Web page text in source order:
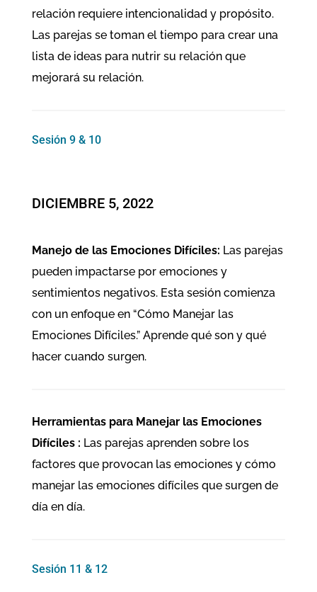
relación requiere intencionalidad y propósito.
Las parejas se toman el tiempo para crear una
lista de ideas para nutrir su relación que
mejorará su relación.
Sesión 9 & 10
DICIEMBRE 5, 2022
Manejo de las Emociones Difíciles: Las parejas
pueden impactarse por emociones y
sentimientos negativos. Esta sesión comienza
con un enfoque en “Cómo Manejar las
Emociones Difíciles.” Aprende qué son y qué
hacer cuando surgen.
Herramientas para Manejar las Emociones
Difíciles : Las parejas aprenden sobre los
factores que provocan las emociones y cómo
manejar las emociones difíciles que surgen de
día en día.
Sesión 11 & 12